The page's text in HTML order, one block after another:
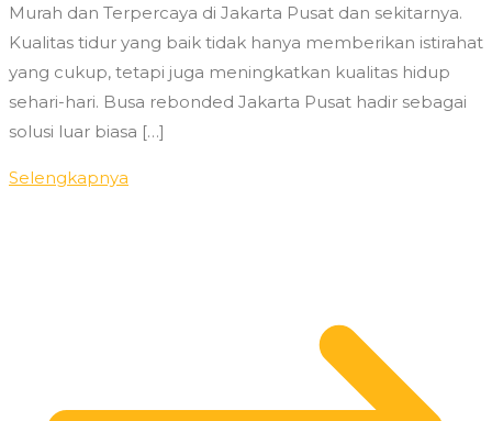
Murah dan Terpercaya di Jakarta Pusat dan sekitarnya.
Kualitas tidur yang baik tidak hanya memberikan istirahat
yang cukup, tetapi juga meningkatkan kualitas hidup
sehari-hari. Busa rebonded Jakarta Pusat hadir sebagai
solusi luar biasa […]
Selengkapnya